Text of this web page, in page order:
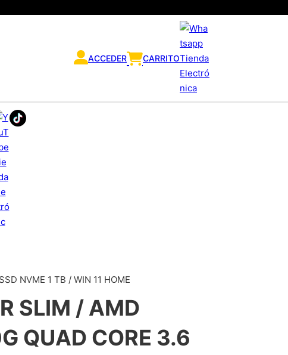
ACCEDER CARRITO
NVME 1 TB / WIN 11 HOME
SLIM / AMD
QUAD CORE 3.6